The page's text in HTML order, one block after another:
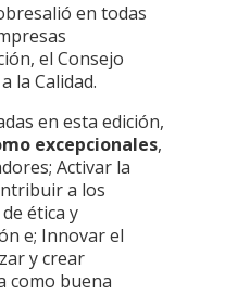
en todas
el Consejo
la Calidad.
en esta edición,
excepcionales,
Activar la
a los
ética y
e; Innovar el
y crear
como buena